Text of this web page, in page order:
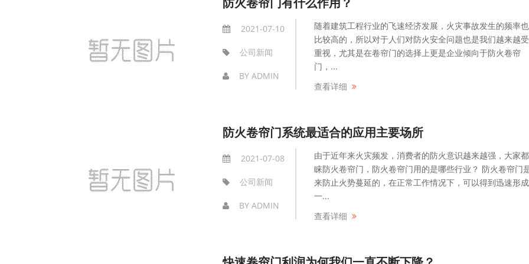
防火卷帘门有什么作用？
2021-07-10
公司新闻
BY ADMIN
随着建筑工程行业的飞速经济发展，火灾事故发生的频率
比较高的，所以对于人们对防火安全问题也是我们越来越
重视，尤其是在卷帘门的选择上更是企业倾向于防火卷帘
门，...
查看详细
防火卷帘门系统最适合的应用主要场所
2021-07-08
公司新闻
BY ADMIN
由于近年来火灾频发，消费者的防火意识越来越强，大家
睐防火卷帘门，防火卷帘门用的是哪些行业？ 防火卷帘门
来防止火势蔓延的，在正常工作情况下，可以得到迅速形成
一...
查看详细